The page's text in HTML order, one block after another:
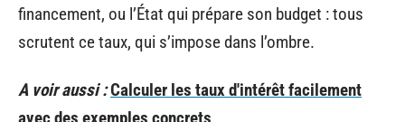
financement, ou l’État qui prépare son budget : tous
scrutent ce taux, qui s’impose dans l’ombre.
A voir aussi :Calculer les taux d'intérêt facilement